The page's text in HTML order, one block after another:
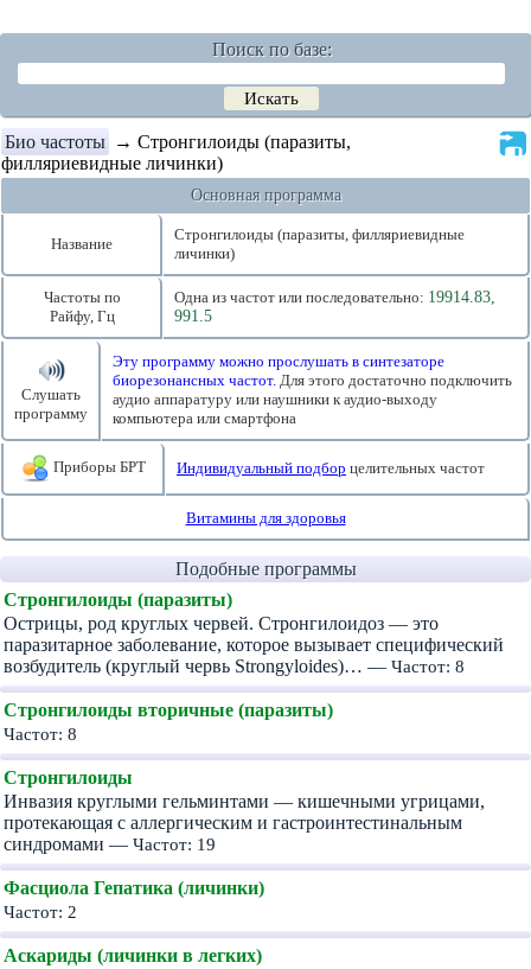
Поиск по базе:
Био частоты → Стронгилоиды (паразиты,
филляриевидные личинки)
Основная программа
Название
Стронгилоиды (паразиты, филляриевидные
личинки)
Частоты по
Райфу, Гц
Одна из частот или последовательно: 19914.83,
991.5
Слушать
программу
Эту программу можно прослушать в синтезаторе
биорезонансных частот. Для этого достаточно подключить
аудио аппаратуру или наушники к аудио-выходу
компьютера или смартфона
Приборы БРТ Индивидуальный подбор целительных частот
Витамины для здоровья
Подобные программы
Стронгилоиды (паразиты)
Острицы, род круглых червей. Стронгилоидоз — это
паразитарное заболевание, которое вызывает специфический
возбудитель (круглый червь Strongyloides)… — Частот: 8
Стронгилоиды вторичные (паразиты)
Частот: 8
Стронгилоиды
Инвазия круглыми гельминтами — кишечными угрицами,
протекающая с аллергическим и гастроинтестинальным
синдромами — Частот: 19
Фасциола Гепатика (личинки)
Частот: 2
Аскариды (личинки в легких)